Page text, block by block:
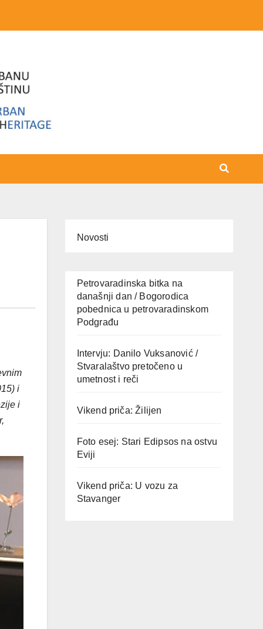
i
i
Novosti
Petrovaradinska bitka na
današnji dan / Bogorodica
pobednica u petrovaradinskom
Podgrađu
Intervju: Danilo Vuksanović /
Stvaralaštvo pretočeno u
umetnost i reči
Vikend priča: Žilijen
Foto esej: Stari Edipsos na ostvu
Eviji
Vikend priča: U vozu za
Stavanger